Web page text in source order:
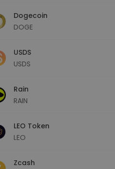
Dogecoin
DOGE
USDS
USDS
Rain
RAIN
LEO Token
LEO
Zcash